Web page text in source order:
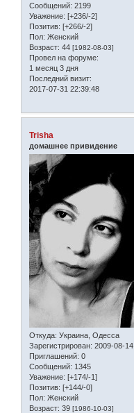
Сообщений: 2199
Уважение: [+236/-2]
Позитив: [+266/-2]
Пол: Женский
Возраст: 44 [1982-08-03]
Провел на форуме:
1 месяц 3 дня
Последний визит:
2017-07-31 22:39:48
Trisha
домашнее привидение
Откуда: Украина, Одесса
Зарегистрирован: 2009-08-14
Приглашений: 0
Сообщений: 1345
Уважение: [+174/-1]
Позитив: [+144/-0]
Пол: Женский
Возраст: 39 [1986-10-03]